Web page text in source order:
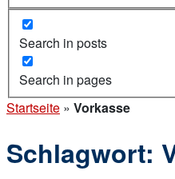
Search in posts
Search in pages
Startseite » Vorkasse
Schlagwort: